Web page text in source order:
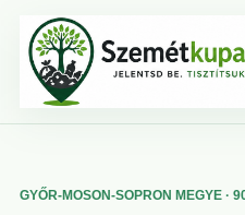
GYŐR-MOSON-SOPRON MEGYE ·